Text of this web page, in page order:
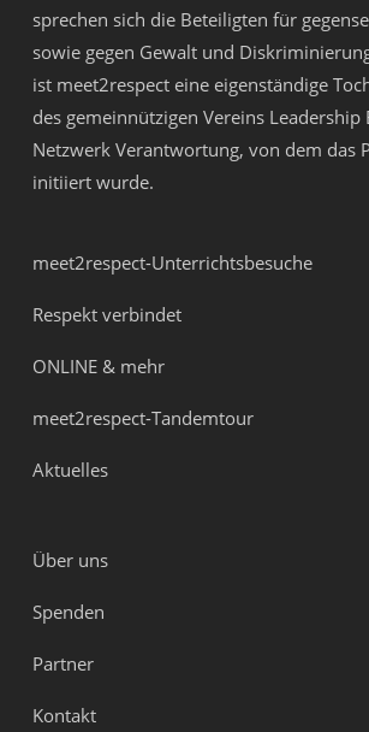
sprechen sich die Beteiligten für
sowie gegen Gewalt und
ist meet2respect eine eigenständige
des gemeinnützigen Vereins Leadership
Netzwerk Verantwortung, von dem das
initiiert wurde.
meet2respect-Unterrichtsbesuche
Respekt verbindet
ONLINE & mehr
meet2respect-Tandemtour
Aktuelles
Über uns
Spenden
Partner
Kontakt